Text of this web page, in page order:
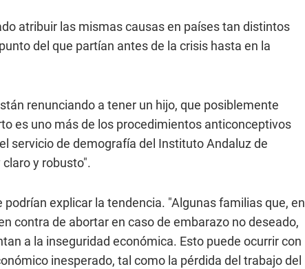
atribuir las mismas causas en países tan distintos
del que partían antes de la crisis hasta en la
renunciando a tener un hijo, que posiblemente
es uno más de los procedimientos anticonceptivos
servicio de demografía del Instituto Andaluz de
y robusto".
explicar la tendencia. "Algunas familias que, en
contra de abortar en caso de embarazo no deseado,
a la inseguridad económica. Esto puede ocurrir con
inesperado, tal como la pérdida del trabajo del